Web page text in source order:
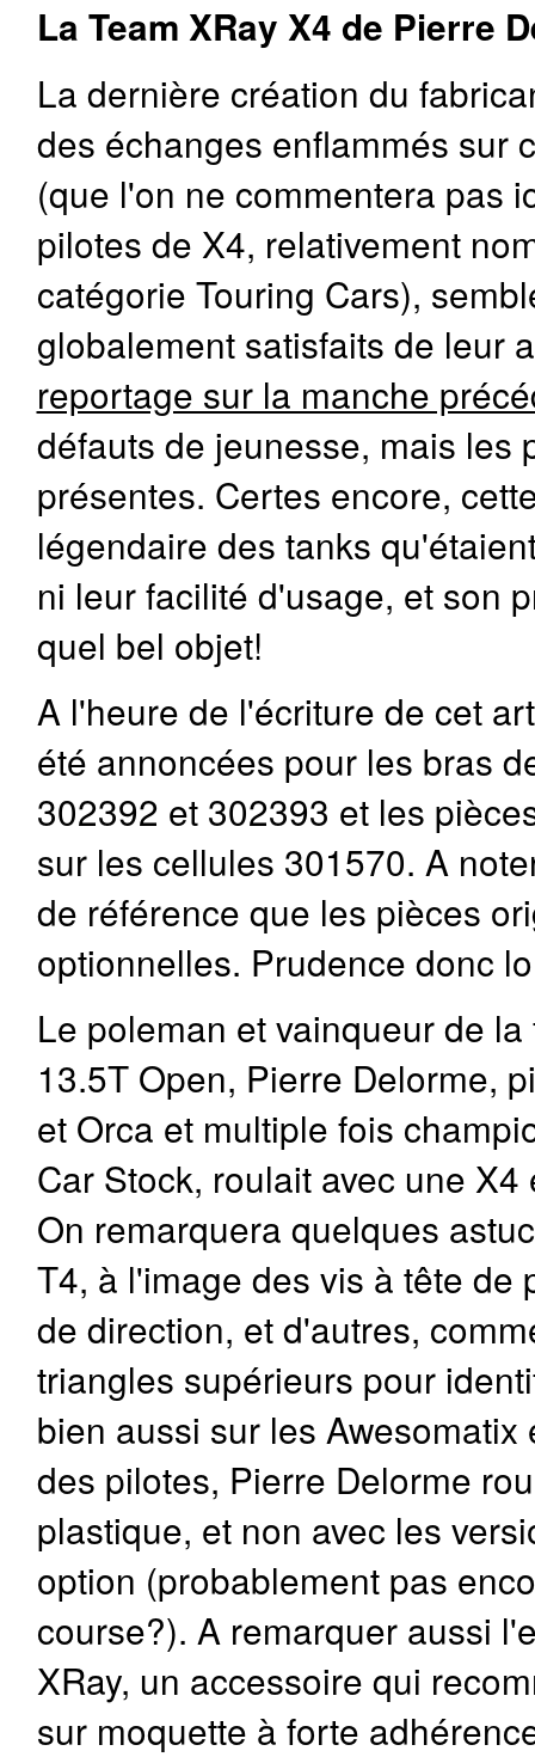
La Team XRay X4 de Pierre
La dernière création du
des échanges enflammés sur
(que l'on ne commentera pas
pilotes de X4, relativement
catégorie Touring Cars),
globalement satisfaits de leur
reportage sur la manche
défauts de jeunesse, mais les
présentes. Certes encore,
légendaire des tanks
ni leur facilité d'usage, et son
quel bel objet!
A l'heure de l'écriture de cet
été annoncées pour les bras
302392 et 302393 et les
sur les cellules 301570. A
de référence que les pièces
optionnelles. Prudence donc
Le poleman et vainqueur de
13.5T Open, Pierre Delorme,
et Orca et multiple fois
Car Stock, roulait avec une
On remarquera quelques
T4, à l'image des vis à tête
de direction, et d'autres,
triangles supérieurs pour
bien aussi sur les
des pilotes, Pierre Delorme
plastique, et non avec les
option (probablement pas
course?). A remarquer aussi
XRay, un accessoire qui
sur moquette à forte